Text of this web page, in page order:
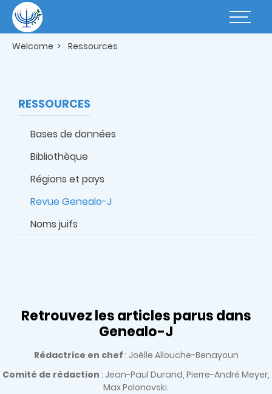
main
content
Basculer
Welcome Ressources
RESSOURCES
Bases de données
Bibliothèque
Régions et pays
Revue Genealo-J
Noms juifs
Retrouvez les articles parus dans
Genealo-J
Rédactrice en chef : Joëlle Allouche-Benayoun
Comité de rédaction : Jean-Paul Durand, Pierre-André Meyer,
Max Polonovski.